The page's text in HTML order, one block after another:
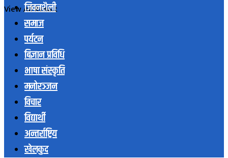
View All Result
जिवनशैली
समाज
पर्यटन
बिज्ञान प्रविधि
भाषा संस्कृति
मनोरञ्जन
विचार
विद्यार्थी
अन्तर्राष्ट्रिय
खेलकुद